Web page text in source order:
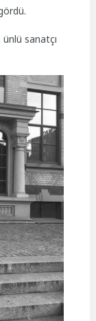
ünlü sanatçı